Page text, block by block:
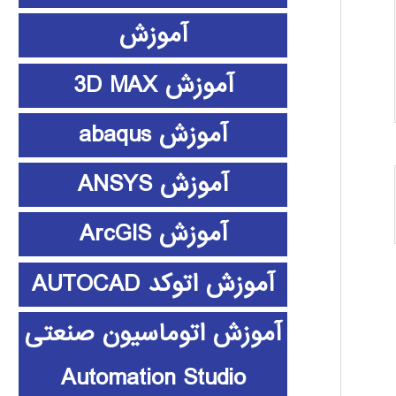
آموزش
آموزش 3D MAX
آموزش abaqus
آموزش ANSYS
آموزش ArcGIS
آموزش اتوکد AUTOCAD
آموزش اتوماسیون صنعتی
Automation Studio